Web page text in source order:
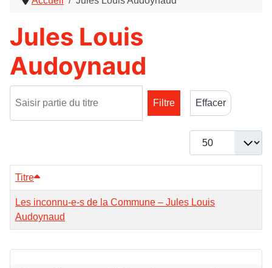
Jules Louis
Audoynaud
Filtre
Effacer
Afficher #
Titre
Les inconnu-e-s de la Commune – Jules Louis
Audoynaud